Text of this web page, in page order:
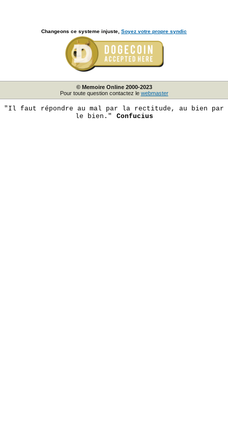
Changeons ce systeme injuste, Soyez votre propre syndic
© Memoire Online 2000-2023
Pour toute question contactez le webmaster
"Il faut répondre au mal par la rectitude, au bien par
le bien."
Confucius